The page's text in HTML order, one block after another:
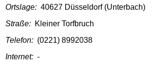
Ortslage: 40627 Düsseldorf (Unterbach)
Straße: Kleiner Torfbruch
Telefon: (0221) 8992038
Internet: -